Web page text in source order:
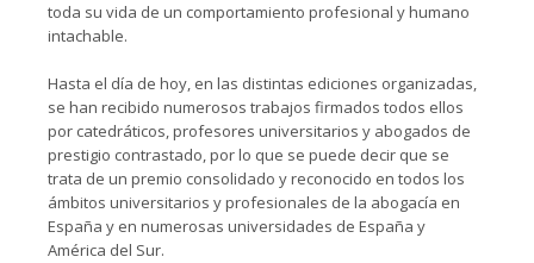
toda su vida de un comportamiento profesional y humano
intachable.
Hasta el día de hoy, en las distintas ediciones organizadas,
se han recibido numerosos trabajos firmados todos ellos
por catedráticos, profesores universitarios y abogados de
prestigio contrastado, por lo que se puede decir que se
trata de un premio consolidado y reconocido en todos los
ámbitos universitarios y profesionales de la abogacía en
España y en numerosas universidades de España y
América del Sur.